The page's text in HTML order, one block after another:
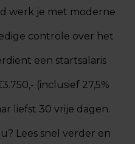
werk je met moderne
controle over het
een startsalaris
(inclusief 27,5%
liefst 30 vrije dagen.
Lees snel verder en